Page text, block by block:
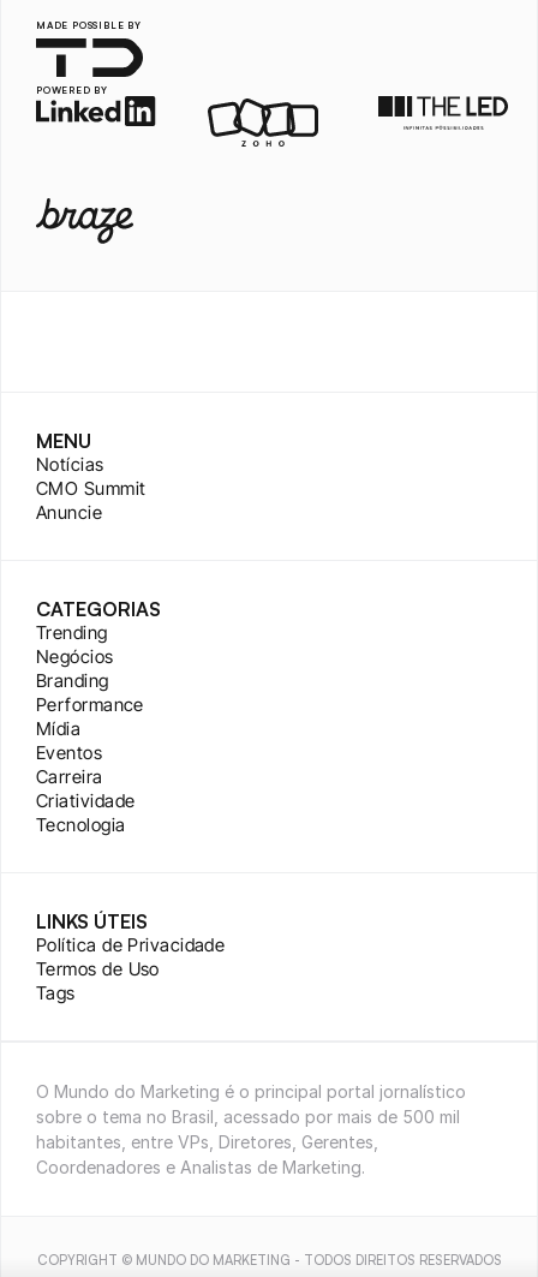
MADE POSSIBLE BY
POWERED BY
MENU
Notícias
CMO Summit
Anuncie
CATEGORIAS
Trending
Negócios
Branding
Performance
Mídia
Eventos
Carreira
Criatividade
Tecnologia
LINKS ÚTEIS
Política de Privacidade
Termos de Uso
Tags
O Mundo do Marketing é o principal portal jornalístico
sobre o tema no Brasil, acessado por mais de 500 mil
habitantes, entre VPs, Diretores, Gerentes,
Coordenadores e Analistas de Marketing.
COPYRIGHT © MUNDO DO MARKETING - TODOS DIREITOS RESERVADOS